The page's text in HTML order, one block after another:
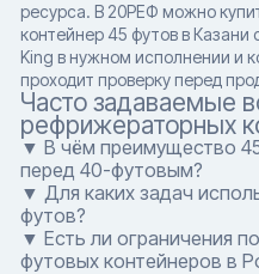
ресурса. В 20РЕФ можно
контейнер 45 футов в Казани
King в нужном исполнении и
проходит проверку перед
Часто задаваемые
рефрижераторных
▼ В чём преимущество
перед 40-футовым?
▼ Для каких задач
футов?
▼ Есть ли ограничения
футовых контейнеров в